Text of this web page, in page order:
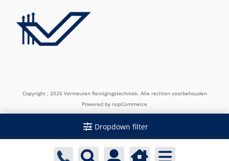
Dropdown filter
Copyright ; 2026 Vermeulen Reinigingstechniek. Alle rechten voorbehouden
Powered by nopCommerce